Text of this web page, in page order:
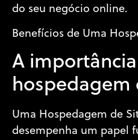
do seu negócio online.
Benefícios de Uma
A
hospedagem
Uma Hospedagem de
desempenha um papel